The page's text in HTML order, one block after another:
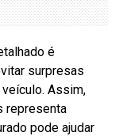
é
surpresas
Assim,
representa
pode ajudar